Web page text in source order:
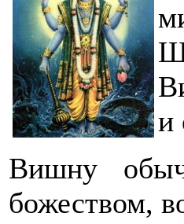
и
Вишну
божеством,